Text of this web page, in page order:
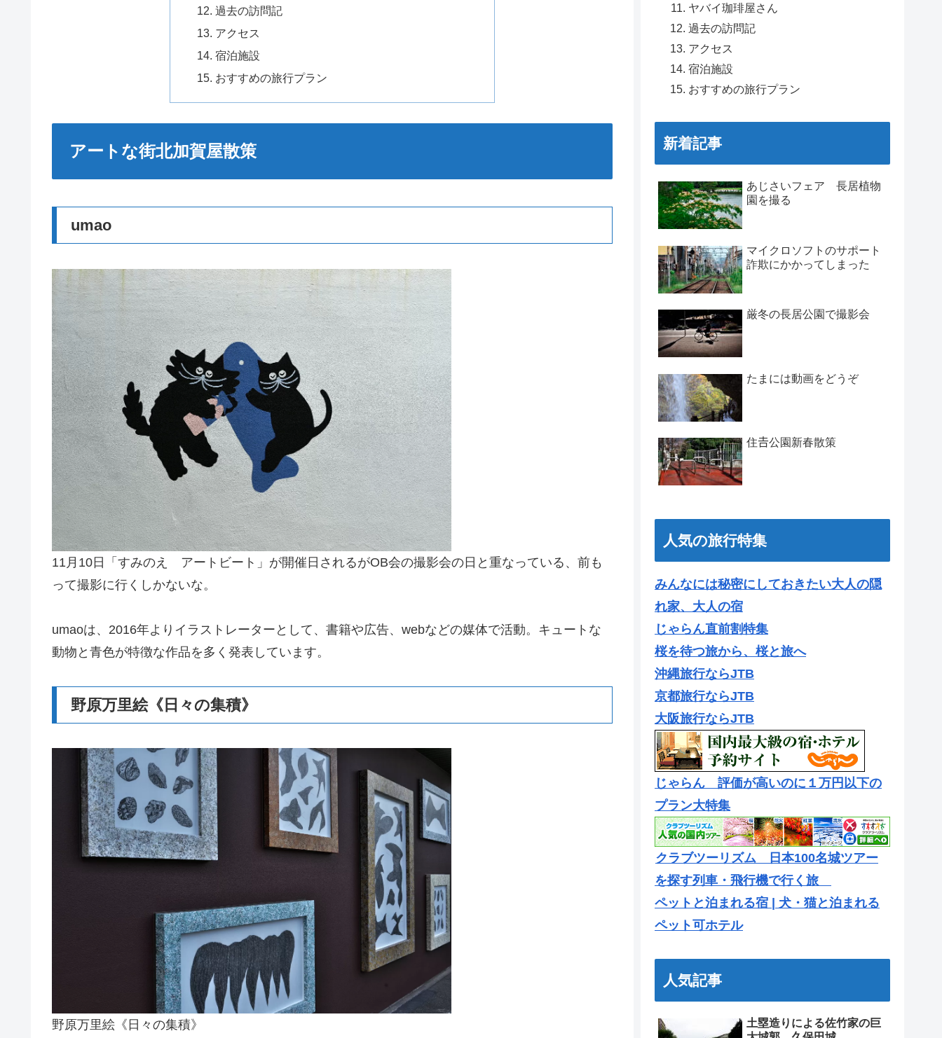
過去の訪問記
アクセス
宿泊施設
おすすめの旅行プラン
アートな街北加賀屋散策
umao
11月10日「すみのえ アートビート」が開催日されるがOB会の撮影会の日と重なっている、前も
って撮影に行くしかないな。
umaoは、2016年よりイラストレーターとして、書籍や広告、webなどの媒体で活動。キュートな
動物と青色が特徴な作品を多く発表しています。
野原万里絵《日々の集積》
野原万里絵《日々の集積》
ヤバイ珈琲屋さん
過去の訪問記
アクセス
宿泊施設
おすすめの旅行プラン
新着記事
あじさいフェア 長居植物
園を撮る
マイクロソフトのサポート
詐欺にかかってしまった
厳冬の長居公園で撮影会
たまには動画をどうぞ
住𠮷公園新春散策
人気の旅行特集
みんなには秘密にしておきたい大人の隠
れ家、大人の宿
じゃらん直前割特集
桜を待つ旅から、桜と旅へ
沖縄旅行ならJTB
京都旅行ならJTB
大阪旅行ならJTB
じゃらん 評価が高いのに１万円以下の
プラン大特集
クラブツーリズム 日本100名城ツアー
を探す列車・飛行機で行く旅
ペットと泊まれる宿 | 犬・猫と泊まれる
ペット可ホテル
人気記事
土塁造りによる佐竹家の巨